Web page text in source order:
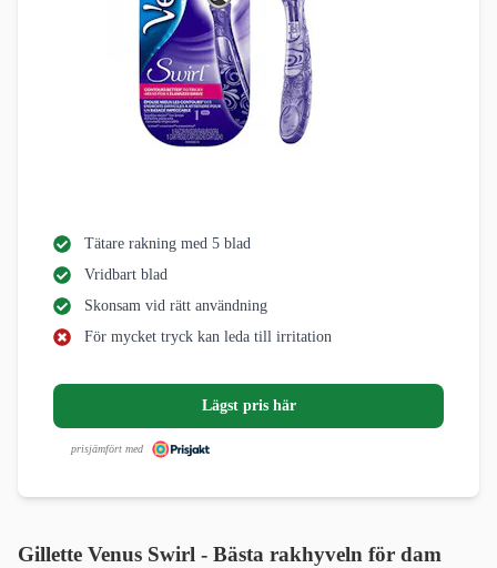
Tätare rakning med 5 blad
Vridbart blad
Skonsam vid rätt användning
För mycket tryck kan leda till irritation
Lägst pris här
prisjämfört med
Gillette Venus Swirl - Bästa rakhyveln för dam